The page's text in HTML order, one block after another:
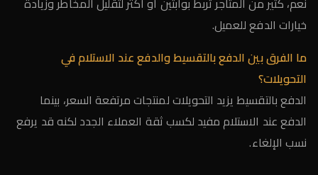
خيارات الدفع للعميل.
ما الفرق بين الدفع بالتقسيط والدفع عند الاستلام في
التحويلات؟
الدفع بالتقسيط يزيد التحويلات لمنتجات مرتفعة السعر، بينما
الدفع عند الاستلام مفيد لكسب ثقة العملاء الجدد لكنه قد يرفع
نسب الإلغاء.